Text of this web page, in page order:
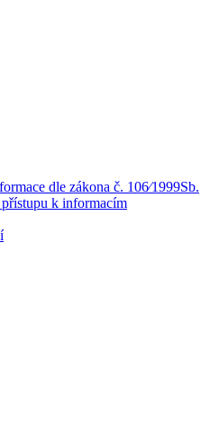
dle zákona č. 106⁄1999Sb.
k informacím